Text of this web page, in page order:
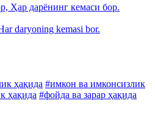
Ҳар дарёнинг кемаси бор.
daryoning kemasi bor.
ҳақида #имкон ва имконсизлик
ҳақида #фойда ва зарар ҳақида